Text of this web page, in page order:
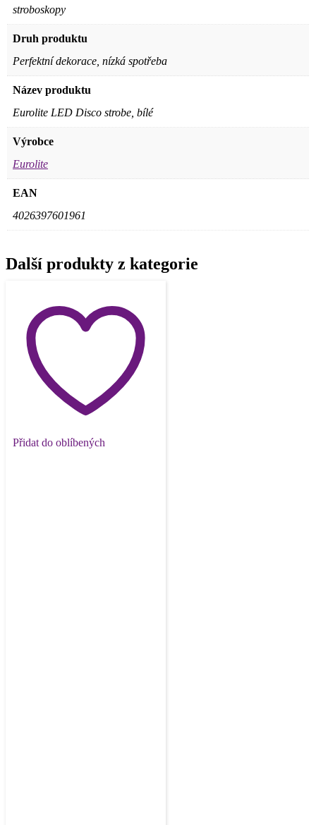
stroboskopy
Druh produktu
Perfektní dekorace, nízká spotřeba
Název produktu
Eurolite LED Disco strobe, bílé
Výrobce
Eurolite
EAN
4026397601961
Další produkty z kategorie
Přidat do oblíbených